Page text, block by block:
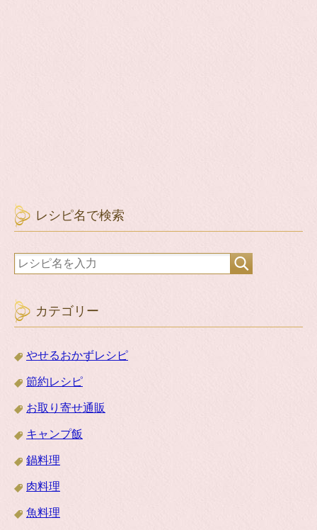
レシピ名で検索
カテゴリー
やせるおかずレシピ
節約レシピ
お取り寄せ通販
キャンプ飯
鍋料理
肉料理
魚料理